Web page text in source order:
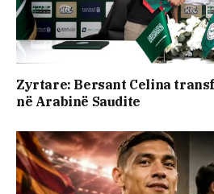
Zyrtare: Bersant Celina
në Arabinë Saudite